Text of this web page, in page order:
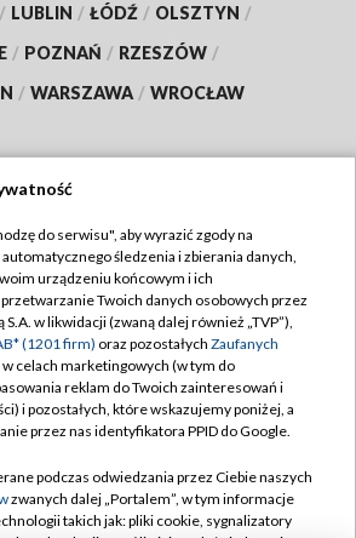
/ LUBLIN / ŁÓDŹ / OLSZTYN /
/ POZNAŃ / RZESZÓW /
/ WARSZAWA / WROCŁAW
TVP
TVP
Cyfrowa
Regulamin TVP
Polityka prywatności
Moje zgody
Pomoc
Kontakt
do serwisu", aby wyrazić zgody na
śledzenia i zbierania danych,
urządzeniu końcowym i ich
Twoich danych osobowych przez
w likwidacji (zwaną dalej również „TVP”),
(1201 firm) oraz pozostałych Zaufanych
w celach marketingowych (w tym do
reklam do Twoich zainteresowań i
i pozostałych, które wskazujemy poniżej, a
przez nas identyfikatora PPID do Google.
podczas odwiedzania przez Ciebie naszych
zwanych dalej „Portalem”, w tym informacje
takich jak: pliki cookie, sygnalizatory